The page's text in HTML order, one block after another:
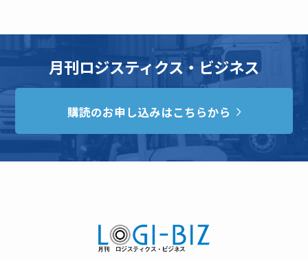
月刊ロジスティクス・ビジネス
購読のお申し込みはこちらから